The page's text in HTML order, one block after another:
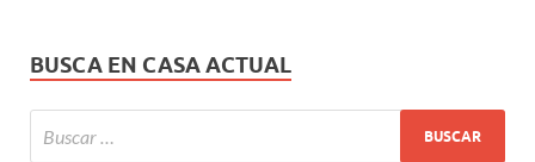
BUSCA EN CASA ACTUAL